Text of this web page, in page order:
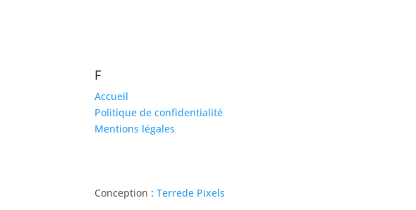
F
Accueil
Politique de confidentialité
Mentions légales
Conception :Terrede Pixels